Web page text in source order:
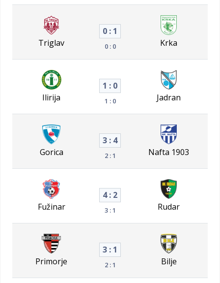
Triglav
0 : 1
0 : 0 Krka
Ilirija
1 : 0
1 : 0 Jadran
Gorica
3 : 4
2 : 1 Nafta 1903
Fužinar
4 : 2
3 : 1 Rudar
Primorje
3 : 1
2 : 1 Bilje